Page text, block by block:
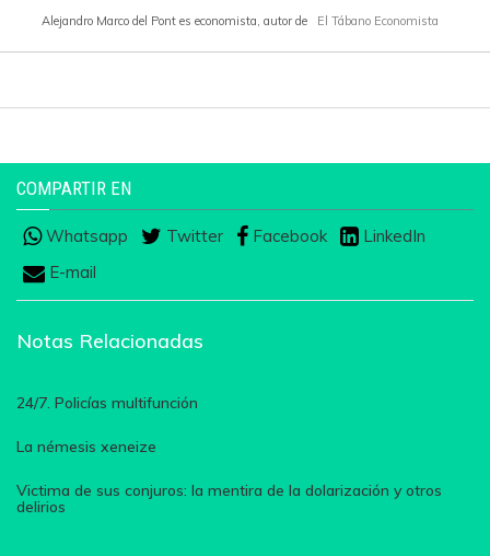
Alejandro Marco del Pont es economista, autor de El Tábano Economista
COMPARTIR EN
Whatsapp Twitter Facebook
LinkedIn
E-mail
Notas Relacionadas
24/7. Policías multifunción
La némesis xeneize
Victima de sus conjuros: la mentira de la dolarización y otros
delirios